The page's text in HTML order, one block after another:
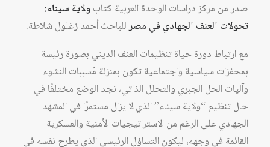
صدر من مركز دراسات الوحدة العربية كتابولاية سيناء:
تحولات العنف الجهادي في مصرللباحث أحمد زغلول شلاطة.
مع ارتباط دورة حياة تنظيمات العنف الديني بصورة رئيسة
بمحفزات سياسية واجتماعية تكون بمنزلة مُسببات النشوء
وآليات الحل الجبري والتحلل الذاتي، نجد الوضع مختلفًا في
حال تنظيم “ولاية سيناء” الذي لا يزال مستمرًا في المشهد
الجهادي على الرغم من الاستراتيجيات الأمنية والعسكرية
القائمة في وجهه، ليكون التساؤل الرئيسي الذي يطرح نفسه في